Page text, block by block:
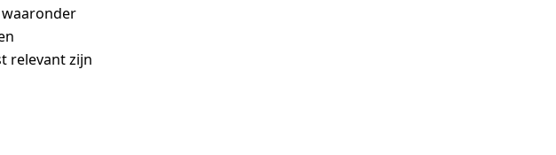
waaronder
relevant zijn